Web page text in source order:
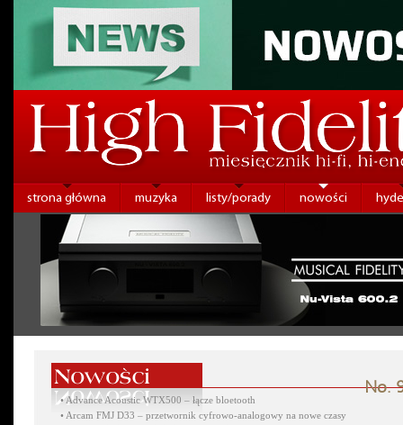
strona główna muzyka listy/porady nowości
No.
•Advance Acoustic WTX500 – łącze bloetooth
• Arcam FMJ D33 – przetwornik cyfrowo-analogowy na nowe czasy